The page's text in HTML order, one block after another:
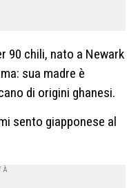
90 chili, nato a Newark
sua madre è
di origini ghanesi.
sento giapponese al